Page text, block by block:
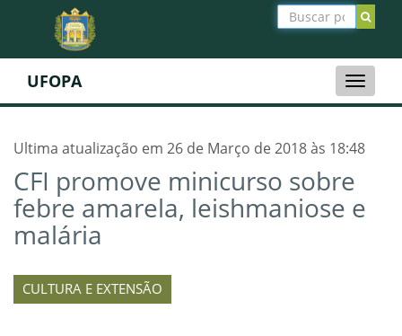
Toggle
UFOPA
Ultima atualização em 26 de Março de 2018 às 18:48
CFI promove minicurso sobre
febre amarela, leishmaniose e
malária
CULTURA E EXTENSÃO